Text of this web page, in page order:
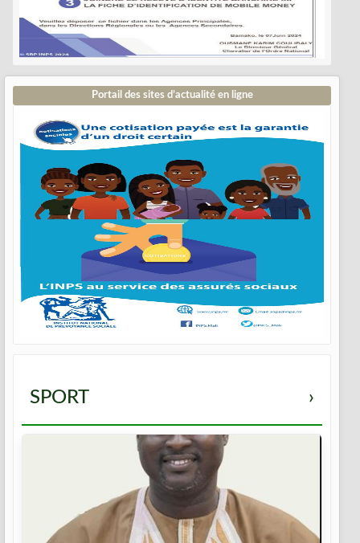
Portail des sites d’actualité en ligne
SPORT ›